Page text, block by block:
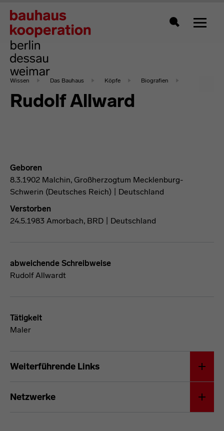
Zeigt
Wissen Das Bauhaus Köpfe Biografien
Rudolf Allward
Geboren
8.3.1902 Malchin, Großherzogtum Mecklenburg-
Schwerin (Deutsches Reich) | Deutschland
Verstorben
24.5.1983 Amorbach, BRD | Deutschland
abweichende Schreibweise
Rudolf Allwardt
Tätigkeit
Maler
Weiterführende Links
Netzwerke